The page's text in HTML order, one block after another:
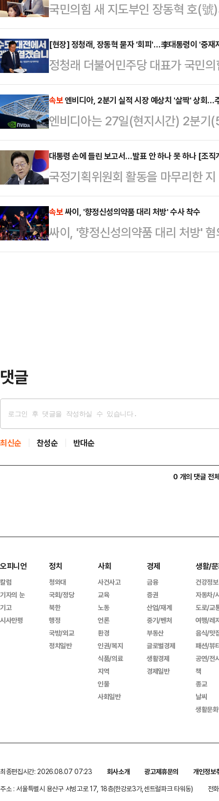
국민의힘 새 지도부인 장동혁 호(
다가온 가운데, 일각에선 박근혜 전
국민의힘 분당 가능성도 제기한다.
리하게 만들 수 있어 실현 가능성은
파로 나눠진 야권은 급속도로 얼어
에서 열린 첫 최고위원회의에서 "
두지 않고 지금 국민의힘이 해야 할
다"면서도 "적절한…
[현장] 정청래, 장동혁 묻자 '회피'…李대통령이 '중재
정청래 더불어민주당 대표가 국민
'무대응'으로 일관하고 있다. 국민
성이 없으면 악수조차 하지 않겠다
호 출범 약 한 달간 여야 사령탑의
명 대통령이 이른바 '악수 중재자'
래 대표는 27일 대전국립현충원을
대한 질문에 "가겠습니다"라고 말
회에서 장 대표…
속보엔비디아, 2분기 실적 시장 예상치 '살짝' 상회…
엔비디아는 27일(현지시간) 2분
억4000만 달러와 1.05달러를 기
LSEG가 조사한 애널리스트들의
이다.엔비디아 주가는 이날 정규
마감한 뒤 오후 4시30분 현재 시간
다.
대통령 손에 들린 보고서…발표 안 하나 못 하나 [조
국정기획위원회 활동을 마무리한
표가 늦어지고 있다. 조직개편 내용
공직사회 기강과 업무 동력 상실도
대통령에게 보고한 것으로 알려졌
를 이어가는지 해석이 분분하다.국
속보싸이, '향정신성의약품 대리 처방' 수사 착수
싸이, '향정신성의약품 대리 처방'
댓글
최신순 찬성순 반대순
0 개의 댓글 전
오피니언
칼럼
기자의 눈
기고
시사만평
정치
청와대
국회/정당
북한
행정
국방/외교
정치일반
사회
사건사고
교육
노동
언론
환경
인권/복지
식품/의료
지역
인물
사회일반
경제
금융
증권
산업/재계
중기/벤처
부동산
글로벌경제
생활경제
경제일반
생활/
건강정보
자동차/
도로/교
여행/레
음식/맛
패션/뷰
공연/전
책
종교
날씨
생활문
최종편집시간: 2026.08.07 07:23 회사소개 광고제휴문의
개인정보
주소 : 서울특별시 용산구 서빙고로 17, 18층(한강로3가,센트럴파크 타워동)
전